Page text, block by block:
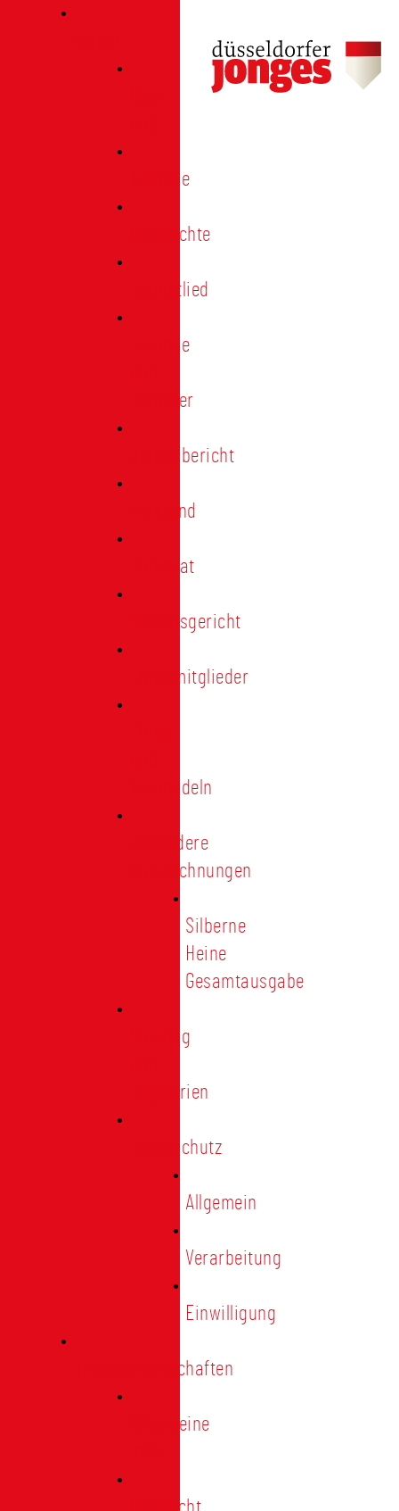
Termine
Geschichte
Heimatlied
Freunde
Förderer
Jahresbericht
Vorstand
Ehrenrat
Schiedsgericht
Ehrenmitglieder
Treunadeln
Besondere
Auszeichnungen
Silberne
Heine
Gesamtausgabe
Satzung
Regularien
Datenschutz
Allgemein
Verarbeitung
Einwilligung
Tischgemeinschaften
Allgemeine